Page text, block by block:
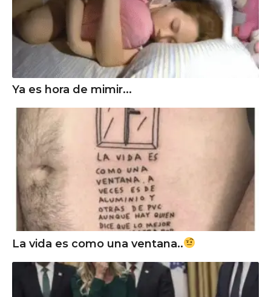
Ya es hora de mimir...
La vida es como una ventana..